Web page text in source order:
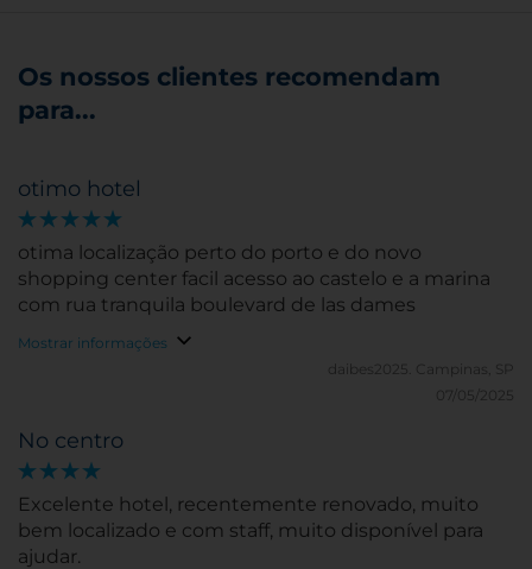
Os nossos clientes recomendam
para...
otimo hotel
otima localização perto do porto e do novo
shopping center facil acesso ao castelo e a marina
com rua tranquila boulevard de las dames
Mostrar informações
daibes2025.
Campinas, SP
07/05/2025
No centro
Excelente hotel, recentemente renovado, muito
bem localizado e com staff, muito disponível para
ajudar.